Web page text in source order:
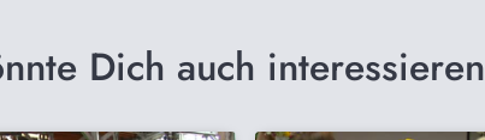
Dich auch interessieren